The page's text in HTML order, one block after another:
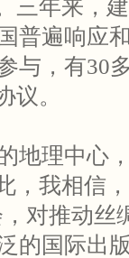
三年来，
普遍响应
与，有30
议。
理中心，
，我相信
对推动丝
的国际出